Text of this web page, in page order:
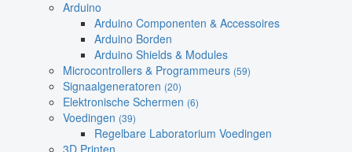
Arduino
Arduino Componenten & Accessoires
Arduino Borden
Arduino Shields & Modules
Microcontrollers & Programmeurs (59)
Signaalgeneratoren (20)
Elektronische Schermen (6)
Voedingen (39)
Regelbare Laboratorium Voedingen
3D Printen